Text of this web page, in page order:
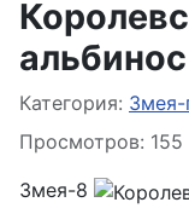
альбинос
Информация о
Категория: Змея-
Просмотров: 155
Змея-8